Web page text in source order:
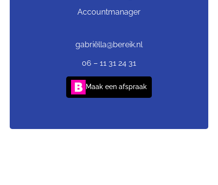
Accountmanager
gabriëlla@bereik.nl
06 – 11 31 24 31
Maak een afspraak